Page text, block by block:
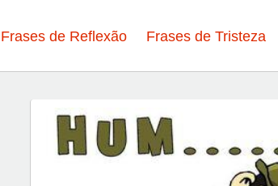
Frases de Reflexão Frases de Tristeza